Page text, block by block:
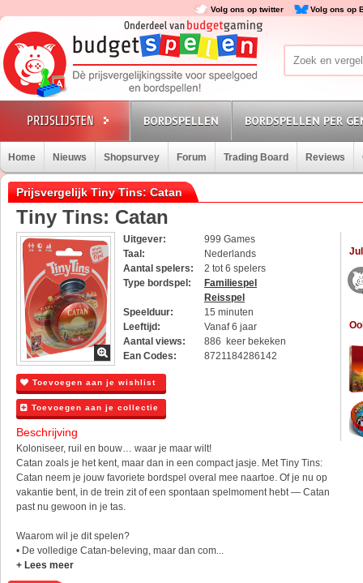
Volg ons op twitter Volg ons op
BORDSPELLEN BORDSPELLEN PER
Home Nieuws Shopsurvey Forum Trading Board Reviews
Prijsvergelijk Tiny Tins: Catan
Tiny Tins: Catan
Uitgever:
999 Games
Taal:
Nederlands
Aantal spelers:
2 tot 6 spelers
Type bordspel:
Familiespel
Reisspel
Speelduur:
15 minuten
Leeftijd:
Vanaf 6 jaar
Aantal views:
886 keer bekeken
Ean Codes:
8721184286142
Toevoegen aan je wishlist
Toevoegen aan je collectie
Beschrijving
Koloniseer, ruil en bouw… waar je maar wilt!
Catan zoals je het kent, maar dan in een compact jasje. Met Tiny Tins:
Catan neem je jouw favoriete bordspel overal mee naartoe. Of je nu op
vakantie bent, in de trein zit of een spontaan spelmoment hebt — Catan
past nu gewoon in je tas.
Waarom wil je dit spelen?
• De volledige Catan-beleving, maar dan com...
+ Lees meer